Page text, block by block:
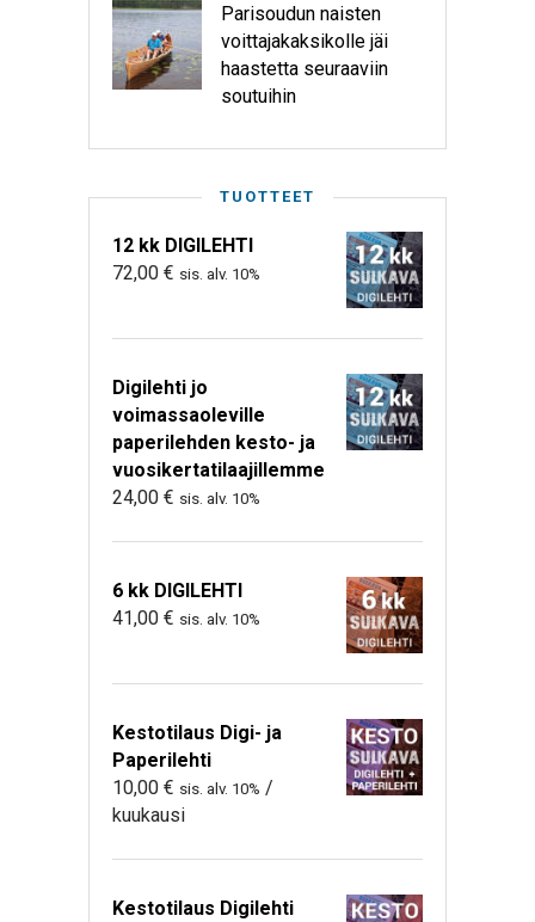
Parisoudun naisten
voittajakaksikolle jäi
haastetta seuraaviin
soutuihin
TUOTTEET
12 kk DIGILEHTI
72,00 € sis. alv. 10%
Digilehti jo
voimassaoleville
paperilehden kesto- ja
vuosikertatilaajillemme
24,00 € sis. alv. 10%
6 kk DIGILEHTI
41,00 € sis. alv. 10%
Kestotilaus Digi- ja
Paperilehti
10,00 € sis. alv. 10% /
kuukausi
Kestotilaus Digilehti